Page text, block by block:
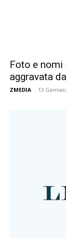
Foto e
aggravata
ZMEDIA - 13